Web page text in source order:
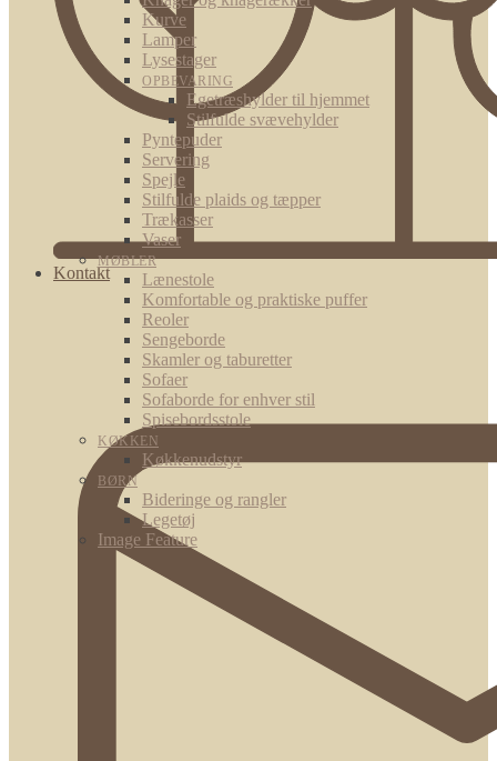
Kontakt
Kurve
Lamper
Lysestager
OPBEVARING
Egetræshylder til hjemmet
Stilfulde svævehylder
Pyntepuder
Servering
Spejle
Stilfulde plaids og tæpper
Trækasser
Vaser
MØBLER
Lænestole
Komfortable og praktiske puffer
Reoler
Sengeborde
Skamler og taburetter
Sofaer
Sofaborde for enhver stil
Spisebordsstole
KØKKEN
Køkkenudstyr
BØRN
Bideringe og rangler
Legetøj
Image Feature